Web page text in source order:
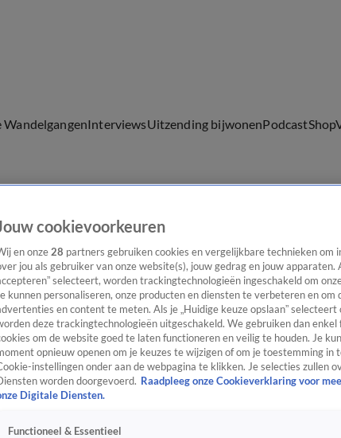
WandelgangenInterviewsUitzending bijwonenPodcastShop
bijwonen
cookievoorkeuren
en onze 28 partners gebruiken cookies en vergelijkbare technieken om
jou als gebruiker van onze website(s), jouw gedrag en jouw apparaten.
selecteert, worden trackingtechnologieën ingeschakeld om
kunnen personaliseren, onze producten en diensten te verbeteren en om
en content te meten. Als je „Huidige keuze opslaan”
deze trackingtechnologieën uitgeschakeld. We gebruiken dan
om de website goed te laten functioneren en veilig te houden. Je
opnieuw openen om je keuzes te wijzigen of om je toestemming in
instellingen onder aan de webpagina te klikken. Je selecties zullen
worden doorgevoerd. Raadpleeg onze Cookieverklaring voor
Digitale Diensten.
Functioneel & Essentieel